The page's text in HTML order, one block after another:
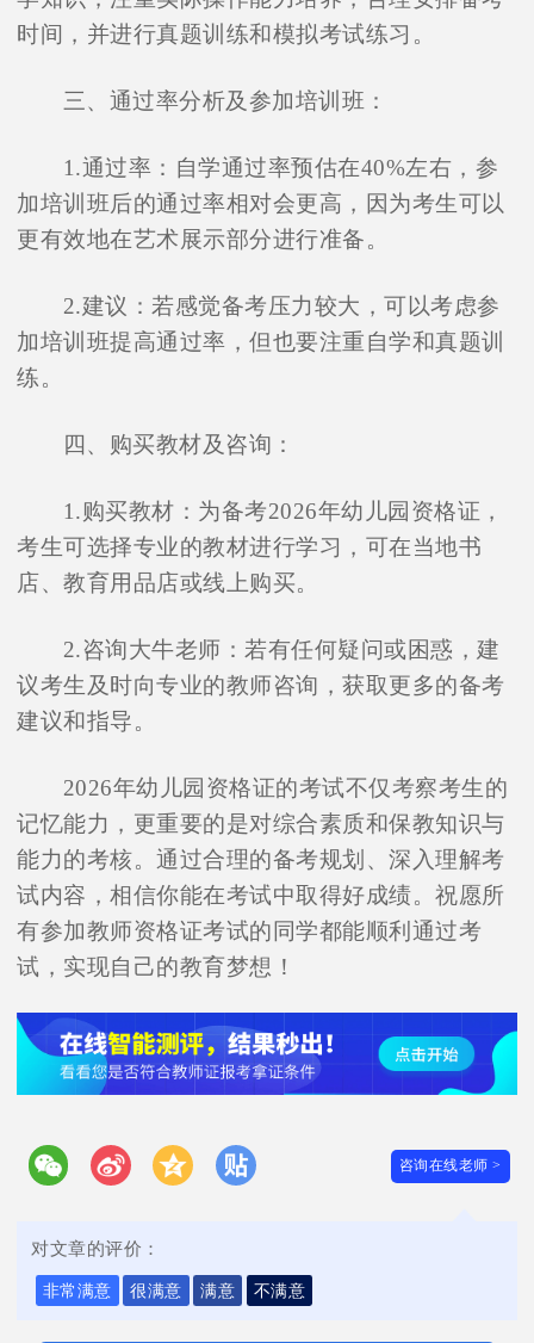
时间，并进行真题训练和模拟考试练习。
三、通过率分析及参加培训班：
1.通过率：自学通过率预估在40%左右，参
加培训班后的通过率相对会更高，因为考生可以
更有效地在艺术展示部分进行准备。
2.建议：若感觉备考压力较大，可以考虑参
加培训班提高通过率，但也要注重自学和真题训
练。
四、购买教材及咨询：
1.购买教材：为备考2026年幼儿园资格证，
考生可选择专业的教材进行学习，可在当地书
店、教育用品店或线上购买。
2.咨询大牛老师：若有任何疑问或困惑，建
议考生及时向专业的教师咨询，获取更多的备考
建议和指导。
2026年幼儿园资格证的考试不仅考察考生的
记忆能力，更重要的是对综合素质和保教知识与
能力的考核。通过合理的备考规划、深入理解考
试内容，相信你能在考试中取得好成绩。祝愿所
有参加教师资格证考试的同学都能顺利通过考
试，实现自己的教育梦想！
咨询在线老师 >
对文章的评价：
非常满意 很满意 满意 不满意